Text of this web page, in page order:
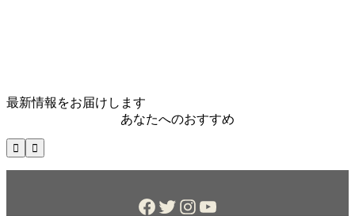
最新情報をお届けします
あなたへのおすすめ
 
Facebook
TwitterInstagramYouTube